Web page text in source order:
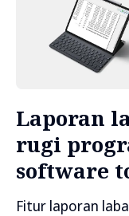
Laporan
rugi
software
Fitur laporan